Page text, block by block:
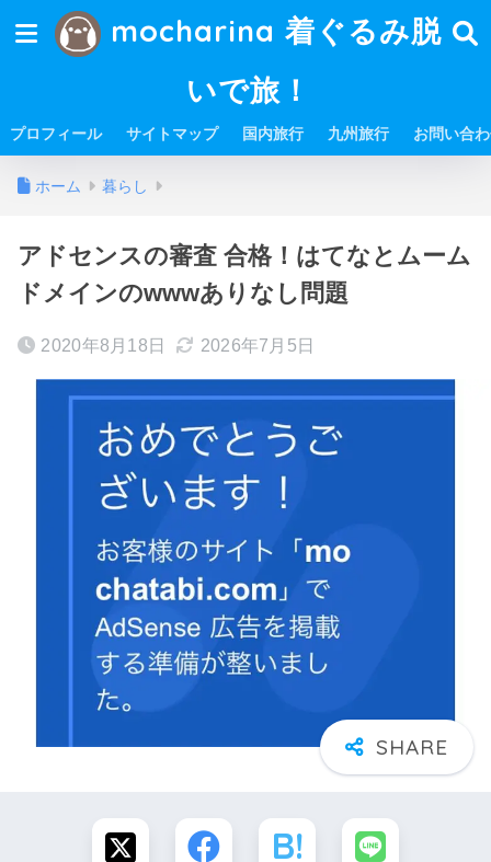
mocharina 着ぐるみ脱
いで旅！
プロフィール サイトマップ 国内旅行 九州旅行 お問い合
ホーム 暮らし
アドセンスの審査 合格！はてなとムーム
ドメインのwwwありなし問題
2020年8月18日 2026年7月5日